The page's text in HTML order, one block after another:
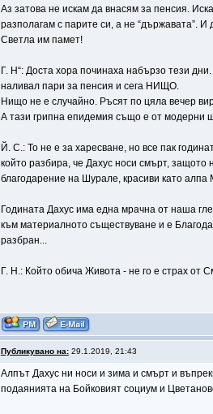
Аз затова не искам да внасям за пенсия.
разполагам с парите си, а не “държавата”. И
Светла им памет!
Г. Н“: Доста хора починаха набързо тези
наливал пари за пенсия и сега НИЩО.
Нищо не е случайно. Ръсят по цяла вечер
А тази грипна епидемия също е от модерни
Й. С.: То не е за харесване, но все пак
който разбира, че Дахус носи смърт, защото
благодарение на Шурале, красиви като алпа
Годината Дахус има една мрачна от наша
към материалното съществуване и е
разбран...
Г. Н.: Който обича Живота - не го е страх
Публикувано на:29.1.2019, 21:43
Алпът Дахус ни носи и зима и смърт и
подаянията на Бойковият социум и